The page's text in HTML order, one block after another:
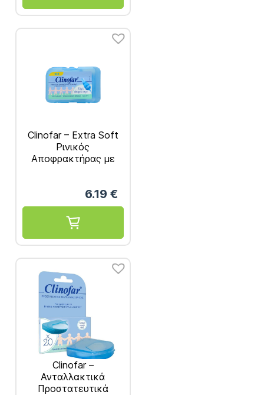
Clinofar – Extra Soft
Ρινικός
Αποφρακτήρας με
Προστατευτικά
Φίλτρα
6.19 €
Clinofar –
Ανταλλακτικά
Προστατευτικά